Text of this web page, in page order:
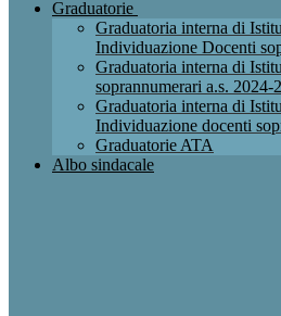
Graduatorie
Graduatoria interna di
Individuazione Docenti
Graduatoria interna di
soprannumerari a.s. 2024-
Graduatoria interna di
Individuazione docenti
Graduatorie ATA
Albo sindacale